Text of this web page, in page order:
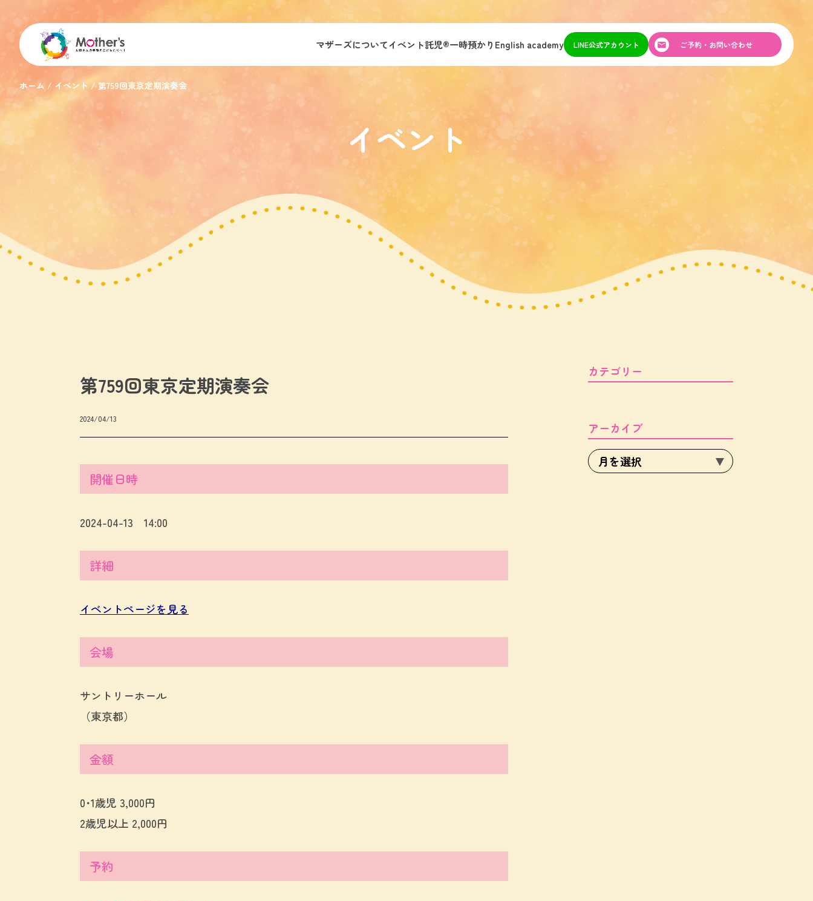
マザーズについてイベント託児®︎一時預かり English academy LINE公式アカウント ご予約・お問い合わせ
ホーム イベント 第759回東京定期演奏会
イベント
第759回東京定期演奏会
2024/04/13
開催日時
2024-04-13 14:00
詳細
イベントページを見る
会場
サントリーホール
（東京都）
金額
0･1歳児 3,000円
2歳児以上 2,000円
予約
カテゴリー
アーカイブ